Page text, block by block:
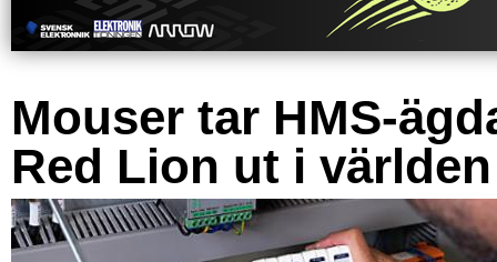
Mouser tar HMS-
Red Lion ut i världen